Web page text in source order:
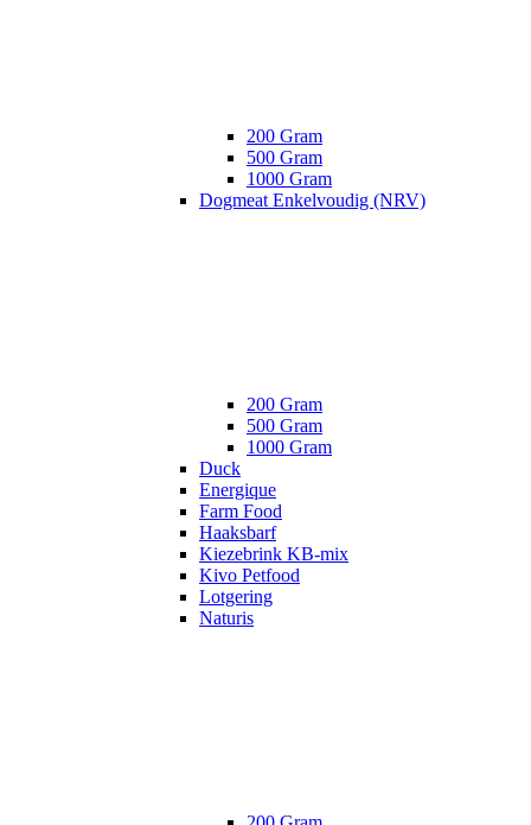
200 Gram
500 Gram
1000 Gram
Dogmeat Enkelvoudig (NRV)
200 Gram
500 Gram
1000 Gram
Duck
Energique
Farm Food
Haaksbarf
Kiezebrink KB-mix
Kivo Petfood
Lotgering
Naturis